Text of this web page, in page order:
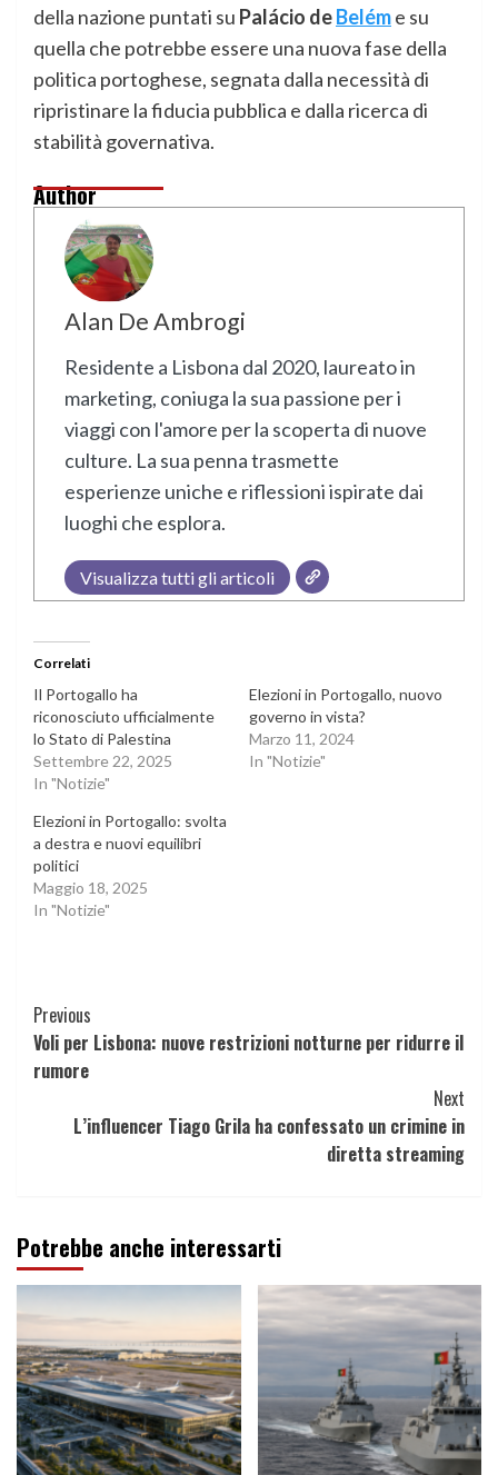
della nazione puntati su Palácio deBeléme su
quella che potrebbe essere una nuova fase della
politica portoghese, segnata dalla necessità di
ripristinare la fiducia pubblica e dalla ricerca di
stabilità governativa.
Author
Alan De Ambrogi
Residente a Lisbona dal 2020, laureato in
marketing, coniuga la sua passione per i
viaggi con l'amore per la scoperta di nuove
culture. La sua penna trasmette
esperienze uniche e riflessioni ispirate dai
luoghi che esplora.
Visualizza tutti gli articoli
Correlati
Il Portogallo ha
riconosciuto ufficialmente
lo Stato di Palestina
Settembre 22, 2025
In "Notizie"
Elezioni in Portogallo, nuovo
governo in vista?
Marzo 11, 2024
In "Notizie"
Elezioni in Portogallo: svolta
a destra e nuovi equilibri
politici
Maggio 18, 2025
In "Notizie"
Continue
Reading
Previous
Voli per Lisbona: nuove restrizioni notturne per ridurre il
rumore
Next
L’influencer Tiago Grila ha confessato un crimine in
diretta streaming
Potrebbe anche interessarti